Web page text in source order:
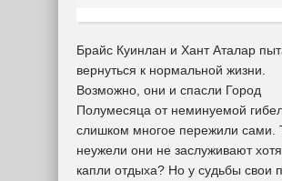
Брайс Куинлан и Хант Аталар
вернуться к нормальной жизни.
Возможно, они и спасли Город
Полумесяца от неминуемой
слишком многое пережили сами.
неужели они не заслуживают
капли отдыха? Но у судьбы свои